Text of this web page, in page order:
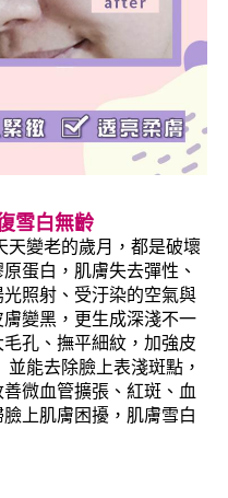
雪白無齡
天變老的歲月，都是破壞
蛋白，肌膚失去彈性、
照射、受汙染的空氣與
變黑，更生成深淺不一
孔、撫平細紋，加強皮
能去除臉上表淺斑點，
微血管擴張、紅斑、血
上肌膚困擾，肌膚雪白